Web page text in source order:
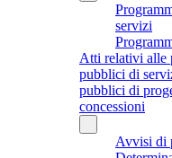
servizi
Atti relativi alle
pubblici di
pubblici di
concessioni
Avvisi di